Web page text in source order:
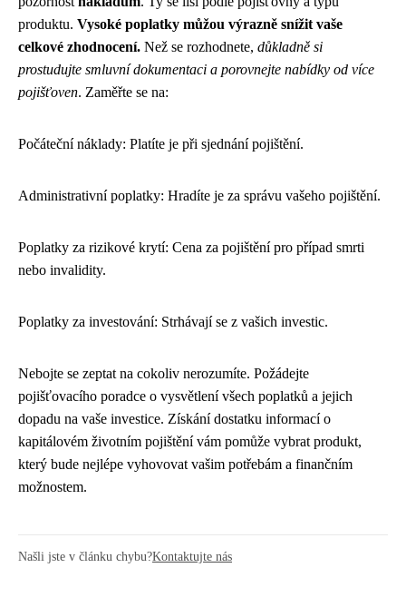
produktu. Vysoké poplatky můžou výrazně snížit vaše
celkové zhodnocení. Než se rozhodnete, důkladně si
prostudujte smluvní dokumentaci a porovnejte nabídky od více
pojišťoven. Zaměřte se na:
Počáteční náklady: Platíte je při sjednání pojištění.
Administrativní poplatky: Hradíte je za správu vašeho pojištění.
Poplatky za rizikové krytí: Cena za pojištění pro případ smrti
nebo invalidity.
Poplatky za investování: Strhávají se z vašich investic.
Nebojte se zeptat na cokoliv nerozumíte. Požádejte
pojišťovacího poradce o vysvětlení všech poplatků a jejich
dopadu na vaše investice. Získání dostatku informací o
kapitálovém životním pojištění vám pomůže vybrat produkt,
který bude nejlépe vyhovovat vašim potřebám a finančním
možnostem.
Našli jste v článku chybu?Kontaktujte nás